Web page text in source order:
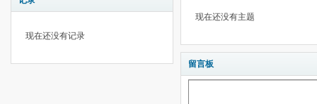
现在还没有记录
现在还没有主题
留言板